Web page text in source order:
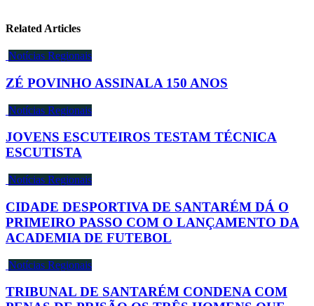
Related Articles
Notícias Regionais
ZÉ POVINHO ASSINALA 150 ANOS
Notícias Regionais
JOVENS ESCUTEIROS TESTAM TÉCNICA
ESCUTISTA
Notícias Regionais
CIDADE DESPORTIVA DE SANTARÉM DÁ O
PRIMEIRO PASSO COM O LANÇAMENTO DA
ACADEMIA DE FUTEBOL
Notícias Regionais
TRIBUNAL DE SANTARÉM CONDENA COM